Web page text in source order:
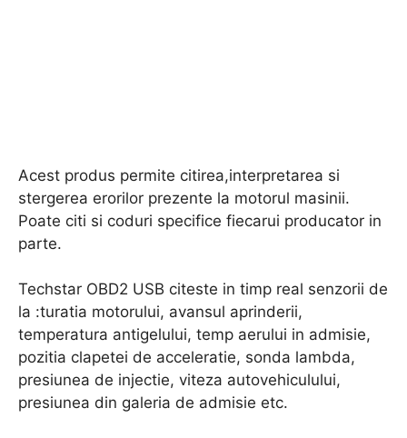
Acest produs permite citirea,interpretarea si
stergerea erorilor prezente la motorul masinii.
Poate citi si coduri specifice fiecarui producator in
parte.
Techstar OBD2 USB citeste in timp real senzorii de
la :turatia motorului, avansul aprinderii,
temperatura antigelului, temp aerului in admisie,
pozitia clapetei de acceleratie, sonda lambda,
presiunea de injectie, viteza autovehiculului,
presiunea din galeria de admisie etc.